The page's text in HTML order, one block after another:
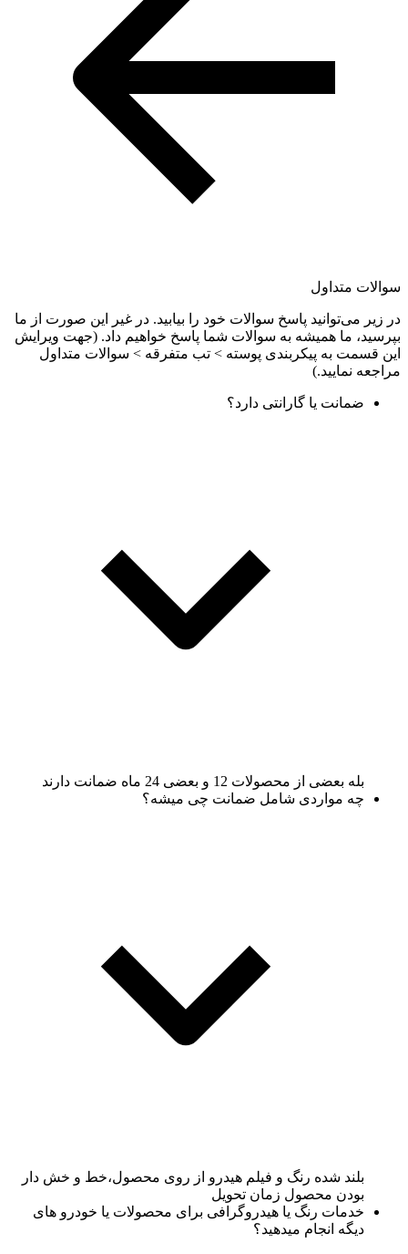
سوالات متداول
در زیر می‌توانید پاسخ سوالات خود را بیابید. در غیر این صورت از ما
بپرسید، ما همیشه به سوالات شما پاسخ خواهیم داد. (جهت ویرایش
این قسمت به پیکربندی پوسته > تب متفرقه > سوالات متداول
مراجعه نمایید.)
ضمانت یا گارانتی دارد؟
بله بعضی از محصولات 12 و بعضی 24 ماه ضمانت دارند
چه مواردی شامل ضمانت چی میشه؟
بلند شده رنگ و فیلم هیدرو از روی محصول،خط و خش دار
بودن محصول زمان تحویل
خدمات رنگ یا هیدروگرافی برای محصولات یا خودرو های
دیگه انجام میدهید؟